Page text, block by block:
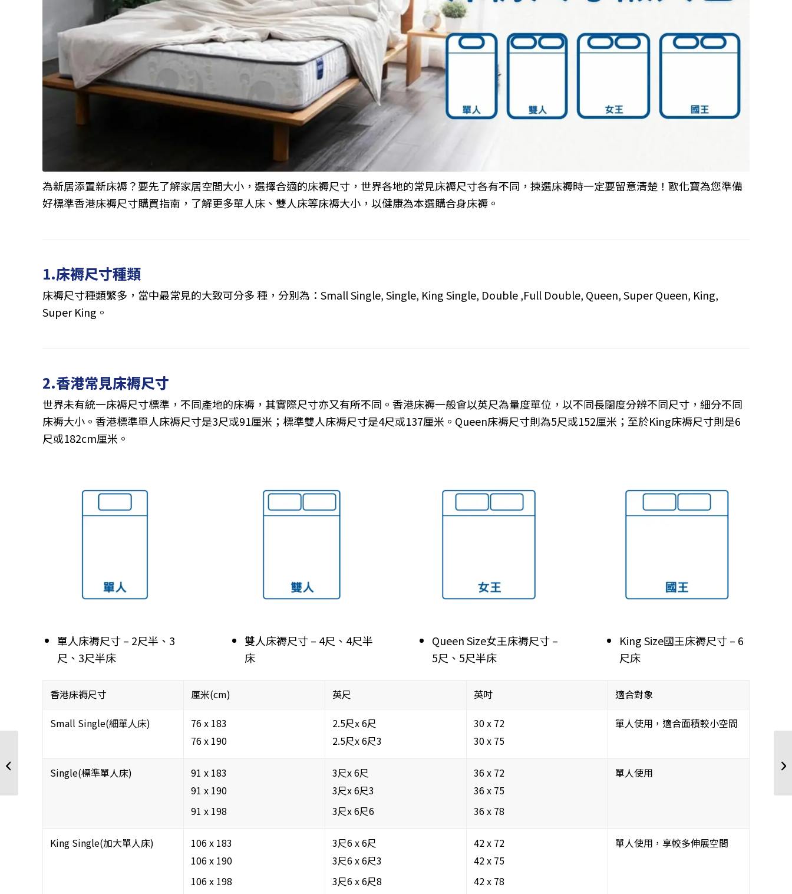
為新居添置新床褥？要先了解家居空間大小，選擇合適的床褥尺寸，世界各地的常見床褥尺寸各有不同，揀選床褥時一定要留意清楚！歐化寶為您準備
好標準香港床褥尺寸購買指南，了解更多單人床、雙人床等床褥大小，以健康為本選購合身床褥。
1.床褥尺寸種類
床褥尺寸種類繁多，當中最常見的大致可分多 種，分別為：Small Single, Single, King Single, Double ,Full Double, Queen, Super Queen, King,
Super King。
2.香港常見床褥尺寸
世界未有統一床褥尺寸標準，不同產地的床褥，其實際尺寸亦又有所不同。香港床褥一般會以英尺為量度單位，以不同長闊度分辨不同尺寸，細分不同
床褥大小。香港標準單人床褥尺寸是3尺或91厘米；標準雙人床褥尺寸是4尺或137厘米。Queen床褥尺寸則為5尺或152厘米；至於King床褥尺寸則是6
尺或182cm厘米。
單人床褥尺寸 – 2尺半、3
尺、3尺半床
雙人床褥尺寸 – 4尺、4尺半
床
Queen Size女王床褥尺寸 –
5尺、5尺半床
King Size國王床褥尺寸 – 6
尺床
香港床褥尺寸 厘米(cm) 英尺 英吋 適合對象
Small Single(細單人床)
76 x 183
76 x 190
2.5尺x 6尺
2.5尺x 6尺3
30 x 72
30 x 75
單人使用，適合面積較小空間
Single(標準單人床)
91 x 183
91 x 190
91 x 198
3尺x 6尺
3尺x 6尺3
3尺x 6尺6
36 x 72
36 x 75
36 x 78
單人使用
King Single(加大單人床)
106 x 183
106 x 190
106 x 198
3尺6 x 6尺
3尺6 x 6尺3
3尺6 x 6尺8
42 x 72
42 x 75
42 x 78
單人使用，享較多伸展空間
褥軟硬度與體重